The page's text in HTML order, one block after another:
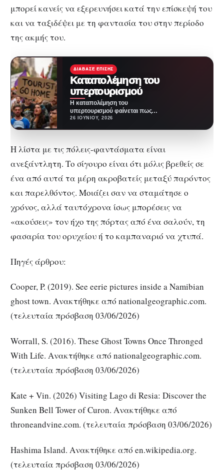
μπορεί κανείς να εξερευνήσει κατά την επίσκεψή του
και να ταξιδέψει με τη φαντασία του στην περίοδο
της ακμής του.
ΔΙΆΒΑΣΕ ΕΠΊΣΗΣ
Καταπολέμηση του
υπερτουρισμού
Η καταπολέμηση του
υπερτουρισμού φαίνεται πως
απασχολεί όλο και
26 ΙΟΥΝΊΟΥ, 2026
Η λίστα με τις πόλεις-φαντάσματα είναι
ανεξάντλητη. Το σίγουρο είναι ότι μόλις βρεθείς σε
ένα από αυτά τα μέρη ακροβατείς μεταξύ παρόντος
και παρελθόντος. Μοιάζει σαν να σταμάτησε ο
χρόνος, αλλά ταυτόχρονα ίσως μπορέσεις να
«ακούσεις» τον ήχο της πόρτας από ένα σαλούν, τη
φασαρία του ορυχείου ή το καμπαναριό να χτυπά.
Πηγές άρθρου:
Cooper, P. (2019). See eerie pictures inside a Namibian
ghost town. Ανακτήθηκε από nationalgeographic.com.
(τελευταία πρόσβαση 03/06/2026)
Worrall, S. (2016). These Ghost Towns Once Thronged
With Life. Ανακτήθηκε από nationalgeographic.com.
(τελευταία πρόσβαση 03/06/2026)
Kate + Vin. (2026) Visiting Lago di Resia: Discover the
Sunken Bell Tower of Curon. Ανακτήθηκε από
throneandvine.com. (τελευταία πρόσβαση 03/06/2026)
Hashima Island. Ανακτήθηκε από en.wikipedia.org.
(τελευταία πρόσβαση 03/06/2026)